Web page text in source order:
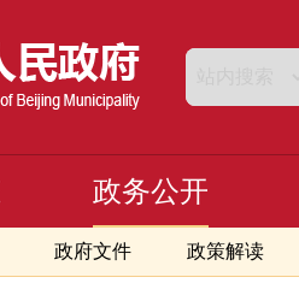
政务公开
政府文件 政策解读